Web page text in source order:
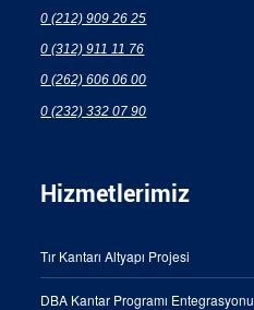
0 (212) 909 26 25
0 (312) 911 11 76
0 (262) 606 06 00
0 (232) 332 07 90
Hizmetlerimiz
Tır Kantarı Altyapı Projesi
DBA Kantar Programı Entegrasyonu